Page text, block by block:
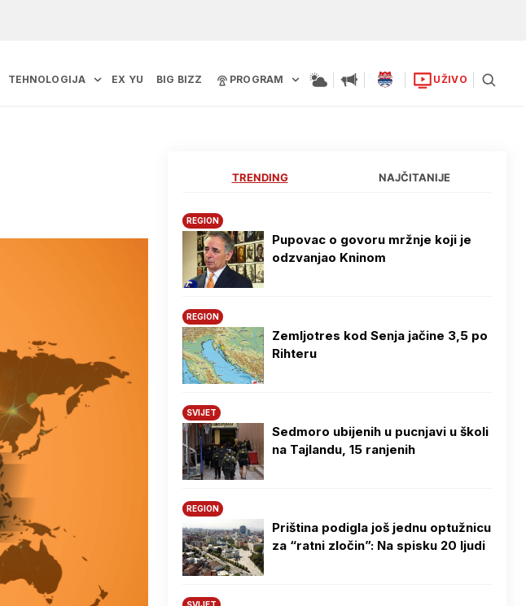
TEHNOLOGIJA EX YU BIG BIZZ PROGRAM UŽIVO
TRENDING NAJČITANIJE
REGION
Pupovac o govoru mržnje koji je
odzvanjao Kninom
REGION
Zemljotres kod Senja jačine 3,5 po
Rihteru
SVIJET
Sedmoro ubijenih u pucnjavi u školi
na Tajlandu, 15 ranjenih
REGION
Priština podigla još jednu optužnicu
za “ratni zločin”: Na spisku 20 ljudi